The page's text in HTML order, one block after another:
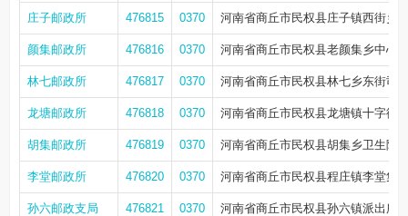
庄子邮政所 476815 0370 河南省商丘市民权县庄子镇西街乡
颜集邮政所 476816 0370 河南省商丘市民权县老颜集乡中心
林七邮政所 476817 0370 河南省商丘市民权县林七乡东街司
龙塘邮政所 476818 0370 河南省商丘市民权县龙塘镇十字街
胡集邮政所 476819 0370 河南省商丘市民权县胡集乡卫生院
李堂邮政所 476820 0370 河南省商丘市民权县程庄镇李堂集
孙六邮政支局 476821 0370 河南省商丘市民权县孙六镇派出所